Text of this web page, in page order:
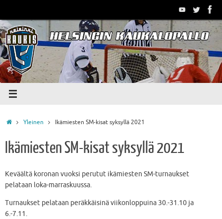
content
HomeYleinen Ikämiesten SM-kisat syksyllä 2021
Ikämiesten SM-kisat syksyllä 2021
Keväältä koronan vuoksi perutut ikämiesten SM-turnaukset
pelataan loka-marraskuussa.
Turnaukset pelataan peräkkäisinä viikonloppuina 30.-31.10 ja
6.-7.11.